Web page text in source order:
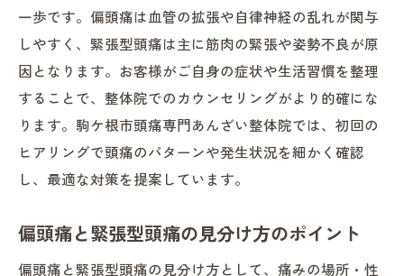
一歩です。偏頭痛は血管の拡張や自律神経の乱れが関与
しやすく、緊張型頭痛は主に筋肉の緊張や姿勢不良が原
因となります。お客様がご自身の症状や生活習慣を整理
することで、整体院でのカウンセリングがより的確にな
ります。駒ケ根市頭痛専門あんざい整体院では、初回の
ヒアリングで頭痛のパターンや発生状況を細かく確認
し、最適な対策を提案しています。
偏頭痛と緊張型頭痛の見分け方のポイント
偏頭痛と緊張型頭痛の見分け方として、痛みの場所・性